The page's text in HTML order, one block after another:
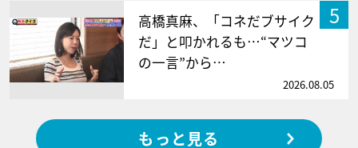
5
高橋真麻、「コネだブサイク
だ」と叩かれるも…“マツコ
の一言”から…
2026.08.05
もっと見る